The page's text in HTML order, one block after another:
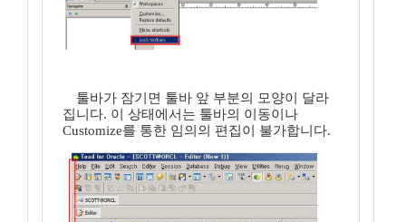
툴바가 잠기면 툴바 앞 부분의 모양이 달라
집니다. 이 상태에서는 툴바의 이동이나
Customize를 통한 임의의 편집이 불가합니다.